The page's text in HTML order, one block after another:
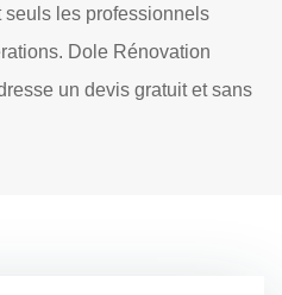
seuls les professionnels
Dole Rénovation
un devis gratuit et sans